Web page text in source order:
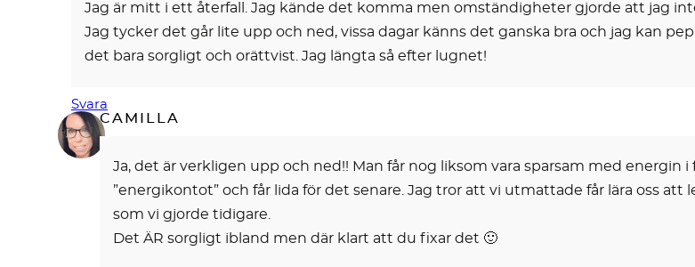
Jag är mitt i ett återfall. Jag kände det komma men omständigheter gjorde att jag
Jag tycker det går lite upp och ned, vissa dagar känns det ganska bra och jag kan
det bara sorgligt och orättvist. Jag längta så efter lugnet!
Svara
CAMILLA
Ja, det är verkligen upp och ned!! Man får nog liksom vara sparsam med
”energikontot” och får lida för det senare. Jag tror att vi utmattade får lära oss
som vi gjorde tidigare.
Det ÄR sorgligt ibland men där klart att du fixar det 🙂